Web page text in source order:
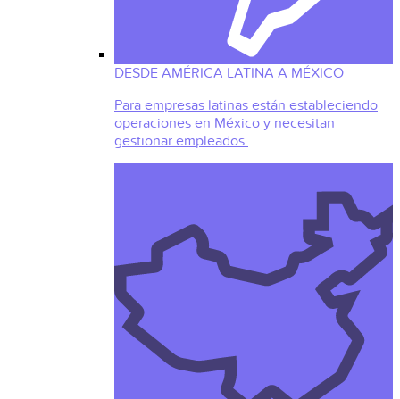
DESDE AMÉRICA LATINA A MÉXICO
Para empresas latinas están estableciendo
operaciones en México y necesitan
gestionar empleados.